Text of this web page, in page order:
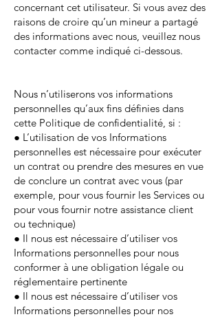
concernant cet utilisateur. Si vous avez des
raisons de croire qu’un mineur a partagé
des informations avec nous, veuillez nous
contacter comme indiqué ci-dessous.
Nous n’utiliserons vos informations
personnelles qu’aux fins définies dans
cette Politique de confidentialité, si :
● L’utilisation de vos Informations
personnelles est nécessaire pour exécuter
un contrat ou prendre des mesures en vue
de conclure un contrat avec vous (par
exemple, pour vous fournir les Services ou
pour vous fournir notre assistance client
ou technique)
● Il nous est nécessaire d’utiliser vos
Informations personnelles pour nous
conformer à une obligation légale ou
réglementaire pertinente
● Il nous est nécessaire d’utiliser vos
Informations personnelles pour nos